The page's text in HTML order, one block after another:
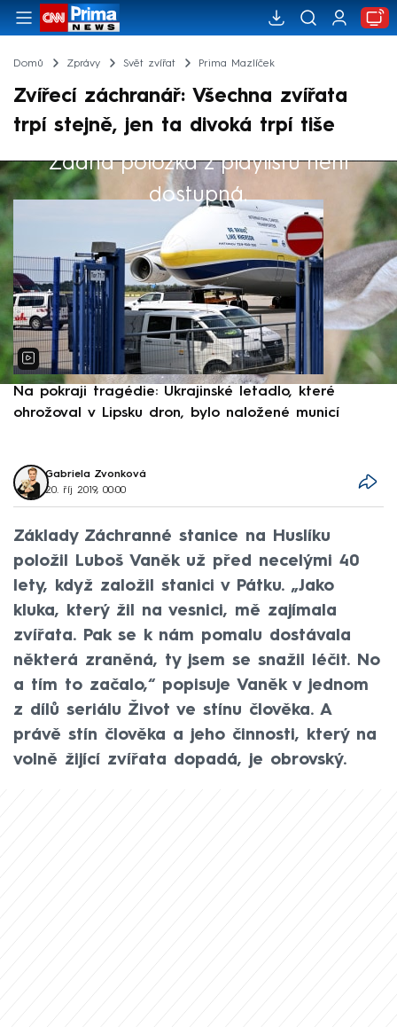
Domů Zprávy Svět zvířat Prima Mazlíček
Zvířecí záchranář: Všechna zvířata
trpí stejně, jen ta divoká trpí tiše
Žádná položka z playlistu není
dostupná.
Výběr redakce
Na pokraji tragédie: Ukrajinské letadlo, které
ohrožoval v Lipsku dron, bylo naložené municí
Gabriela Zvonková
20. říj 2019, 00:00
Základy Záchranné stanice na Huslíku
položil Luboš Vaněk už před necelými 40
lety, když založil stanici v Pátku. „Jako
kluka, který žil na vesnici, mě zajímala
zvířata. Pak se k nám pomalu dostávala
některá zraněná, ty jsem se snažil léčit. No
a tím to začalo,“ popisuje Vaněk v jednom
z dílů seriálu Život ve stínu člověka. A
právě stín člověka a jeho činnosti, který na
volně žijící zvířata dopadá, je obrovský.